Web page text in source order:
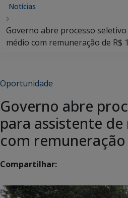
Notícias
Governo abre processo
médio com remuneração de R$
Oportunidade
Governo abre
para assistente
com remuneração
Compartilhar: